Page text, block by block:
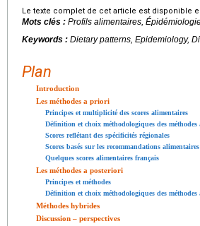
Le texte complet de cet article est disponible
Mots clés : Profils alimentaires,
Keywords : Dietary patterns, Epidemiology,
Plan
Introduction
Les méthodes a priori
Principes et multiplicité des scores alimentaires
Définition et choix méthodologiques des
Scores reflétant des spécificités régionales
Scores basés sur les recommandations
Quelques scores alimentaires français
Les méthodes a posteriori
Principes et méthodes
Définition et choix méthodologiques des méthodes
Méthodes hybrides
Discussion – perspectives